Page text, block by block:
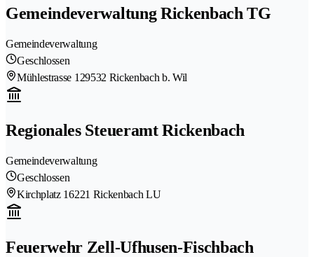
Gemeindeverwaltung Rickenbach TG
Gemeindeverwaltung
Geschlossen
Mühlestrasse 129532 Rickenbach b. Wil
Regionales Steueramt Rickenbach
Gemeindeverwaltung
Geschlossen
Kirchplatz 16221 Rickenbach LU
Feuerwehr Zell-Ufhusen-Fischbach